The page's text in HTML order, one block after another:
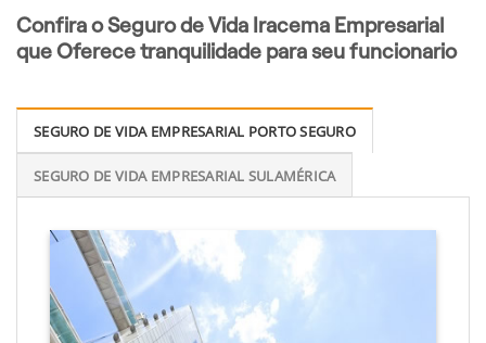
Confira o Seguro de Vida Iracema Empresarial
que Oferece tranquilidade para seu funcionario
SEGURO DE VIDA EMPRESARIAL PORTO SEGURO
SEGURO DE VIDA EMPRESARIAL SULAMÉRICA